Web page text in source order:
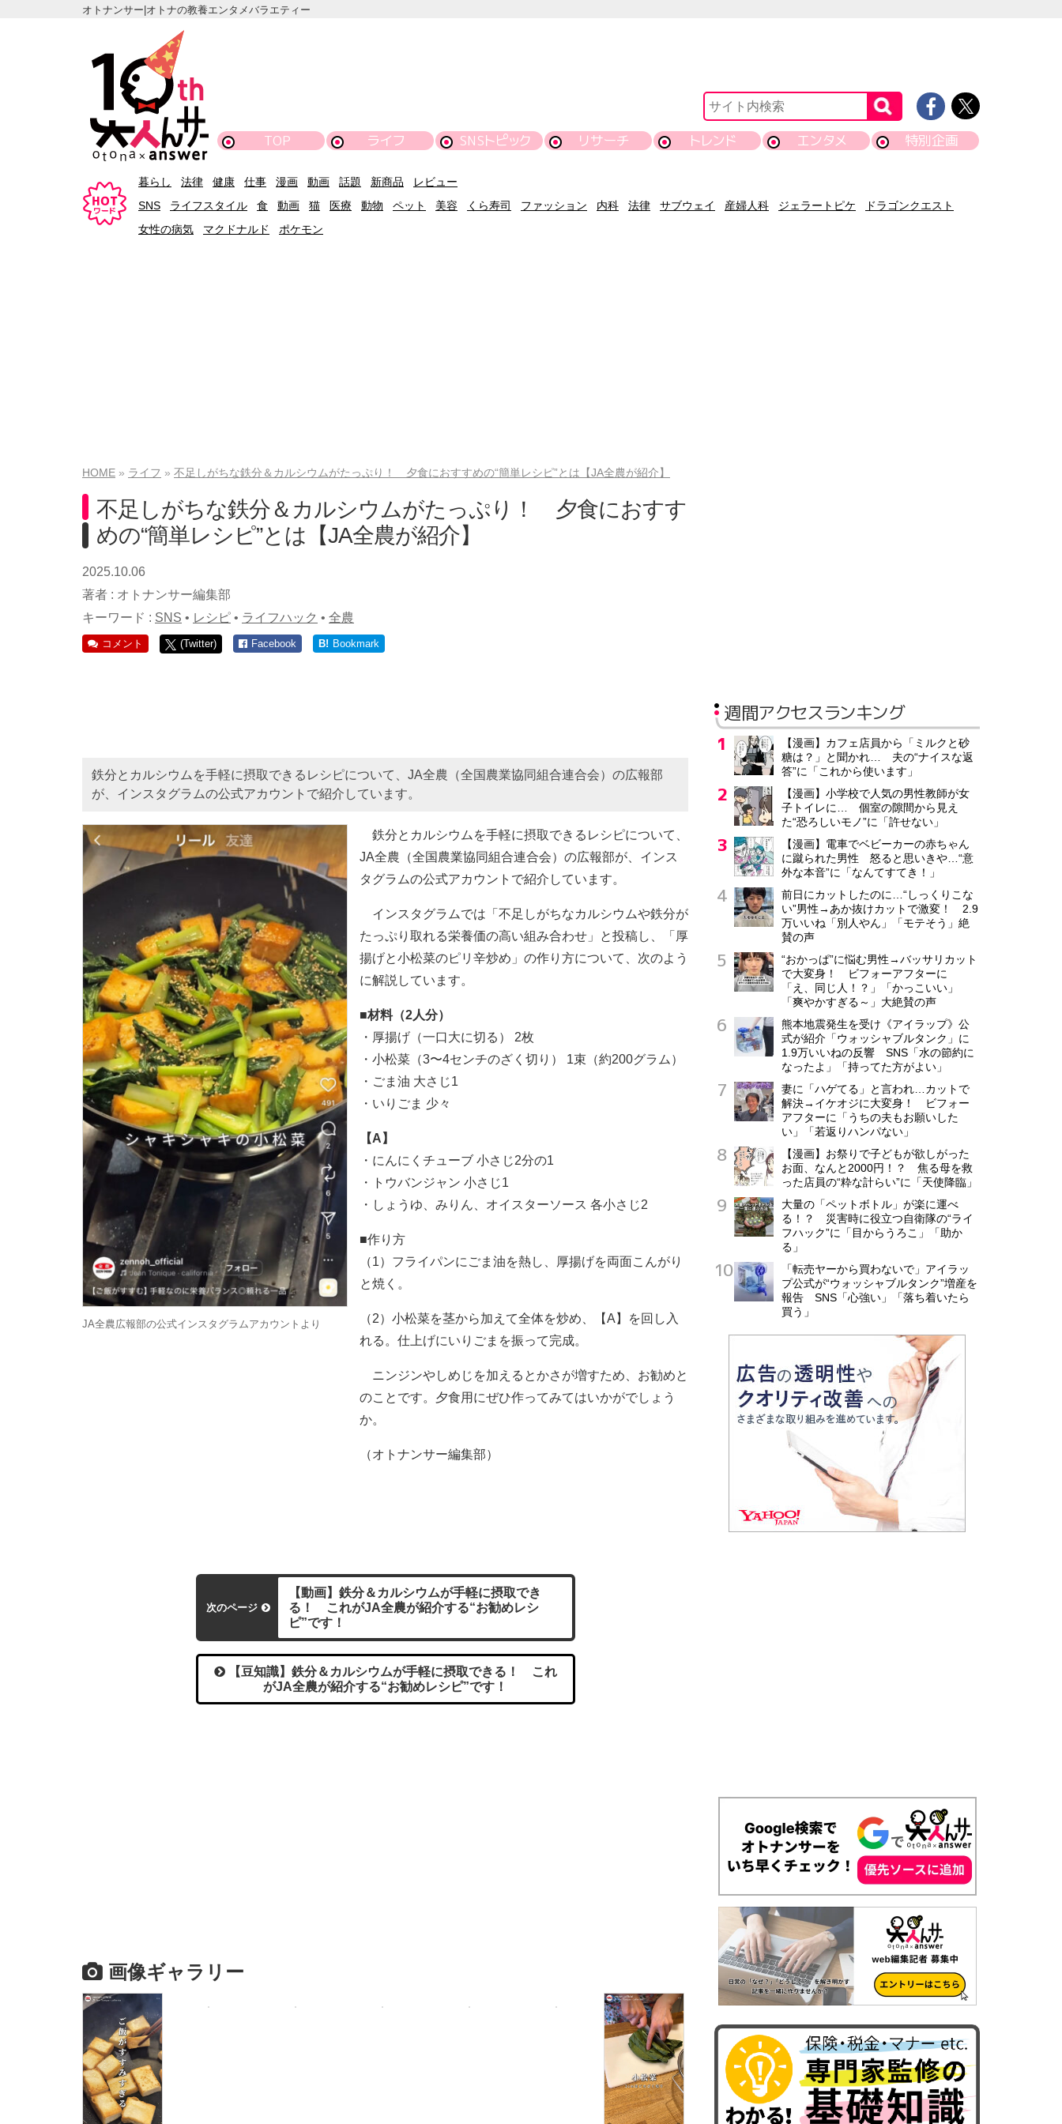
オトナンサー|オトナの教養エンタメバラエティー
TOP ライフ SNSトピック リサーチ トレンド エンタメ 特別企画
暮らし 法律 健康 仕事 漫画 動画 話題 新商品
レビュー
SNS
ライフスタイル 食 動画 猫 医療 動物 ペット 美容 くら寿司 ファッション 内科 法律 サブウェイ 産婦人科 ジェラートピケ
ドラゴンクエスト
女性の病気
マクドナルド ポケモン
HOME ライフ 不足しがちな鉄分＆カルシウムがたっぷり！ 夕食におすすめの“簡単レシピ”とは【JA全農が紹介】
不足しがちな鉄分＆カルシウムがたっぷり！ 夕食におすす
めの“簡単レシピ”とは【JA全農が紹介】
2025.10.06
著者 : オトナンサー編集部
キーワード : SNS • レシピ • ライフハック • 全農
コメント (Twitter) Facebook B! Bookmark
鉄分とカルシウムを手軽に摂取できるレシピについて、JA全農（全国農業協同組合連合会）の広報部
が、インスタグラムの公式アカウントで紹介しています。
JA全農広報部の公式インスタグラムアカウントより
鉄分とカルシウムを手軽に摂取できるレシピについて、
JA全農（全国農業協同組合連合会）の広報部が、インス
タグラムの公式アカウントで紹介しています。
インスタグラムでは「不足しがちなカルシウムや鉄分が
たっぷり取れる栄養価の高い組み合わせ」と投稿し、「厚
揚げと小松菜のピリ辛炒め」の作り方について、次のよう
に解説しています。
■材料（2人分）
・厚揚げ（一口大に切る） 2枚
・小松菜（3〜4センチのざく切り） 1束（約200グラム）
・ごま油 大さじ1
・いりごま 少々
【A】
・にんにくチューブ 小さじ2分の1
・トウバンジャン 小さじ1
・しょうゆ、みりん、オイスターソース 各小さじ2
■作り方
（1）フライパンにごま油を熱し、厚揚げを両面こんがり
と焼く。
（2）小松菜を茎から加えて全体を炒め、【A】を回し入
れる。仕上げにいりごまを振って完成。
ニンジンやしめじを加えるとかさが増すため、お勧めと
のことです。夕食用にぜひ作ってみてはいかがでしょう
か。
（オトナンサー編集部）
次のページ
【動画】鉄分＆カルシウムが手軽に摂取でき
る！ これがJA全農が紹介する“お勧めレシ
ピ”です！
【豆知識】鉄分＆カルシウムが手軽に摂取できる！ これ
がJA全農が紹介する“お勧めレシピ”です！
画像ギャラリー
週間アクセスランキング
【漫画】カフェ店員から「ミルクと砂
糖は？」と聞かれ… 夫の“ナイスな返
答”に「これから使います」
【漫画】小学校で人気の男性教師が女
子トイレに… 個室の隙間から見え
た“恐ろしいモノ”に「許せない」
【漫画】電車でベビーカーの赤ちゃん
に蹴られた男性 怒ると思いきや…“意
外な本音”に「なんてすてき！」
前日にカットしたのに…“しっくりこな
い”男性→あか抜けカットで激変！ 2.9
万いいね「別人やん」「モテそう」絶
賛の声
“おかっぱ”に悩む男性→バッサリカット
で大変身！ ビフォーアフターに
「え、同じ人！？」「かっこいい」
「爽やかすぎる～」大絶賛の声
熊本地震発生を受け《アイラップ》公
式が紹介「ウォッシャブルタンク」に
1.9万いいねの反響 SNS「水の節約に
なったよ」「持ってた方がよい」
妻に「ハゲてる」と言われ…カットで
解決→イケオジに大変身！ ビフォー
アフターに「うちの夫もお願いした
い」「若返りハンパない」
【漫画】お祭りで子どもが欲しがった
お面、なんと2000円！？ 焦る母を救
った店員の“粋な計らい”に「天使降臨」
大量の「ペットボトル」が楽に運べ
る！？ 災害時に役立つ自衛隊の“ライ
フハック”に「目からうろこ」「助か
る」
「転売ヤーから買わないで」アイラッ
プ公式が“ウォッシャブルタンク”増産を
報告 SNS「心強い」「落ち着いたら
買う」